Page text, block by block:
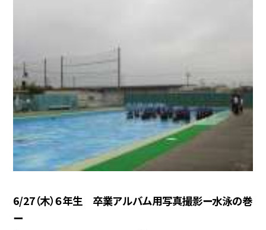
6/27（木）６年生 卒業アルバム用写真撮影ー水泳の巻
ー